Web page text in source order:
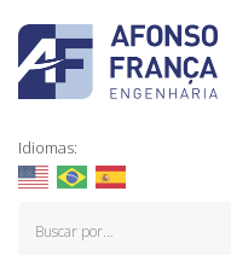
Idiomas: